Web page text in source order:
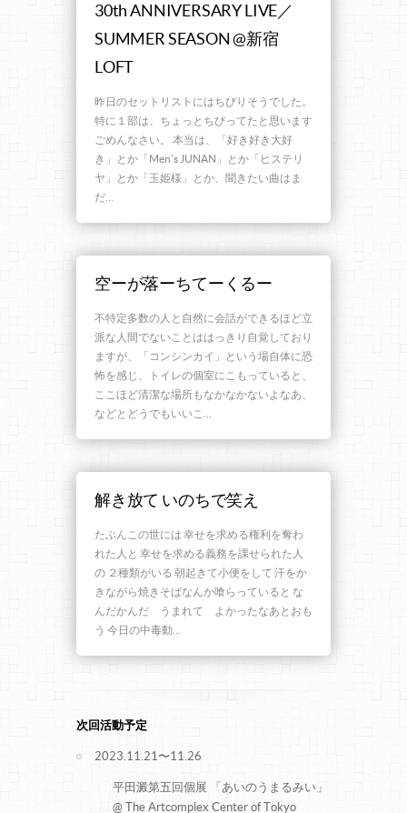
30th ANNIVERSARY LIVE／
SUMMER SEASON @新宿
LOFT
昨日のセットリストにはちびりそうでした。
特に１部は、ちょっとちびってたと思います
ごめんなさい。 本当は、「好き好き大好
き」とか「Men’s JUNAN」とか「ヒステリ
ヤ」とか「玉姫様」とか、聞きたい曲はま
だ…
空ーが落ーちてーくるー
不特定多数の人と自然に会話ができるほど立
派な人間でないことははっきり自覚しており
ますが、「コンシンカイ」という場自体に恐
怖を感じ、トイレの個室にこもっていると、
ここほど清潔な場所もなかなかないよなあ、
などとどうでもいいこ…
解き放て いのちで笑え
たぶんこの世には 幸せを求める権利を奪わ
れた人と 幸せを求める義務を課せられた人
の ２種類がいる 朝起きて小便をして 汗をか
きながら焼きそばなんか喰らっていると な
んだかんだ うまれて よかったなあとおも
う 今日の中毒動…
次回活動予定
2023.11.21〜11.26
平田澱第五回個展 「あいのうまるみい」
@ The Artcomplex Center of Tokyo